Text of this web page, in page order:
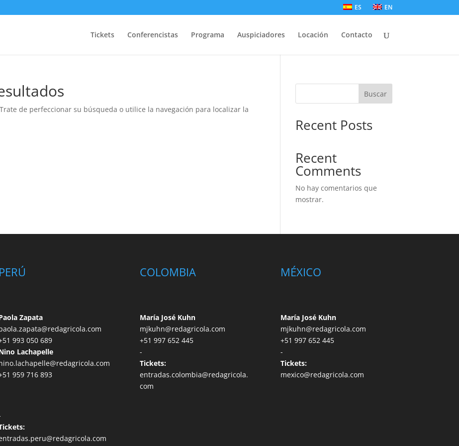
ES EN
Tickets Conferencistas Programa Auspiciadores Locación Contacto
de perfeccionar su búsqueda o utilice la navegación para localizar la
Buscar
Recent Posts
Recent
Comments
No hay comentarios que
mostrar.
PERÚ
Zapata
993 050 689
Lachapelle
959 716 893
COLOMBIA
María José Kuhn
mjkuhn@redagricola.com
+51 997 652 445
-
Tickets:
entradas.colombia@redagricola.
com
MÉXICO
María José Kuhn
mjkuhn@redagricola.com
+51 997 652 445
-
Tickets:
mexico@redagricola.com